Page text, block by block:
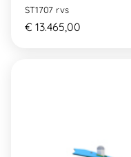
ST1707 rvs
€ 13.465,00